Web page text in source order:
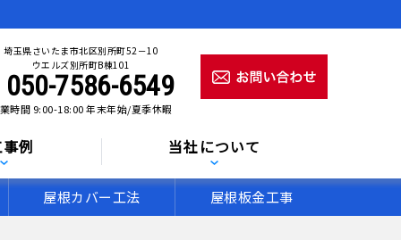
埼玉県さいたま市北区別所町52－10
ウエルズ別所町B棟101
050-7586-6549
時間 9:00-18:00 年末年始/夏季休暇
例 当社について
屋根カバー工法 屋根板金工事